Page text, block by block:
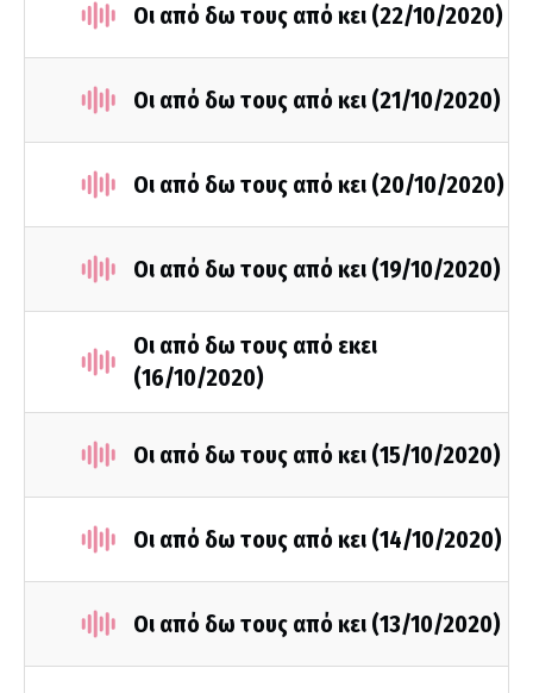
Οι από δω τους από κει (22/10/2020)
Οι από δω τους από κει (21/10/2020)
Οι από δω τους από κει (20/10/2020)
Οι από δω τους από κει (19/10/2020)
Οι από δω τους από εκει
(16/10/2020)
Οι από δω τους από κει (15/10/2020)
Οι από δω τους από κει (14/10/2020)
Οι από δω τους από κει (13/10/2020)